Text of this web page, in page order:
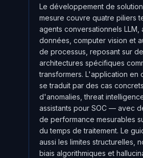
Le développement de
mesure couvre quatre piliers
agents conversationnels LLM,
données, computer vision et
de processus, reposant sur
architectures spécifiques
transformers. L'application en
se traduit par des cas
d'anomalies, threat
assistants pour SOC — avec
de performance mesurables
du temps de traitement. Le
aussi les limites structurelles,
biais algorithmiques et